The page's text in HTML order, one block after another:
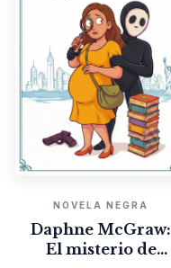
NOVELA NEGRA
Daphne McGraw:
El misterio de